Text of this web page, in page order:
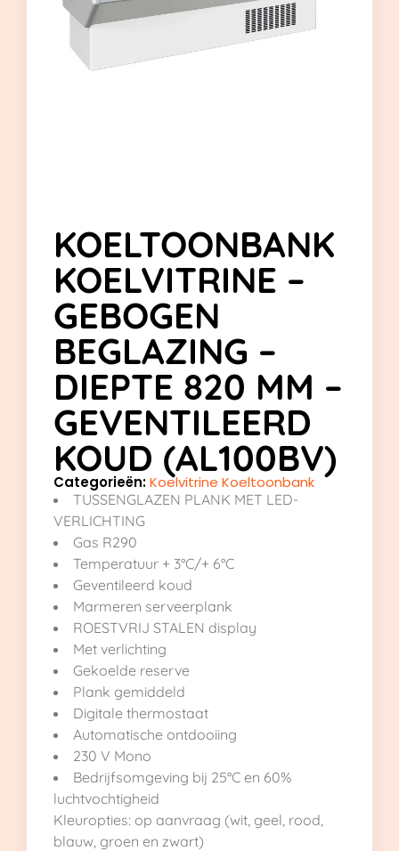
KOELTOONBANK
KOELVITRINE –
GEBOGEN
BEGLAZING –
DIEPTE 820 MM –
GEVENTILEERD
KOUD (AL100BV)
Categorieën:Koelvitrine Koeltoonbank
TUSSENGLAZEN PLANK MET LED-
VERLICHTING
Gas R290
Temperatuur + 3°C/+ 6°C
Geventileerd koud
Marmeren serveerplank
ROESTVRIJ STALEN display
Met verlichting
Gekoelde reserve
Plank gemiddeld
Digitale thermostaat
Automatische ontdooiing
230 V Mono
Bedrijfsomgeving bij 25°C en 60%
luchtvochtigheid
Kleuropties: op aanvraag (wit, geel, rood,
blauw, groen en zwart)